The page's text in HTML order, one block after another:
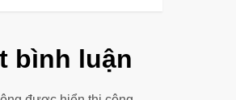
bình luận